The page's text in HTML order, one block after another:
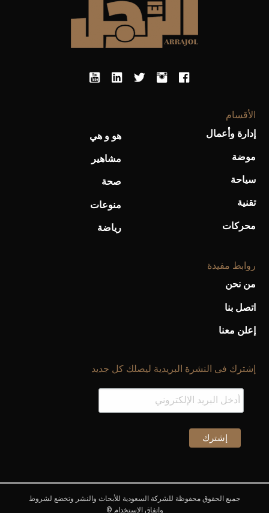
الأقسام
إدارة وأعمال
موضة
سياحة
تقنية
محركات
هو و هي
مشاهير
صحة
منوعات
رياضة
روابط مفيدة
من نحن
اتصل بنا
إعلن معنا
إشترك فى النشرة البريدية ليصلك كل جديد
جميع الحقوق محفوظة للشركة السعودية للأبحاث والنشر وتخضع لشروط
وإتفاق الإستخدام ©